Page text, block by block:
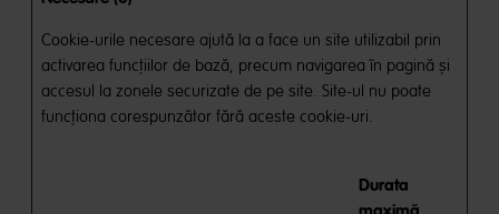
Cookie-urile necesare ajută la a face un site utilizabil prin
activarea funcţiilor de bază, precum navigarea în pagină şi
accesul la zonele securizate de pe site. Site-ul nu poate
funcţiona corespunzător fără aceste cookie-uri.
Durata